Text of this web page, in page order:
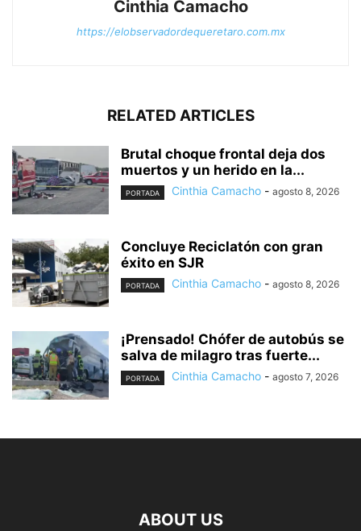
Cinthia Camacho
https://elobservadordequeretaro.com.mx
RELATED ARTICLES
Brutal choque frontal deja dos
muertos y un herido en la...
PORTADA Cinthia Camacho - agosto 8, 2026
Concluye Reciclatón con gran
éxito en SJR
PORTADA Cinthia Camacho - agosto 8, 2026
¡Prensado! Chófer de autobús se
salva de milagro tras fuerte...
PORTADA Cinthia Camacho - agosto 7, 2026
ABOUT US